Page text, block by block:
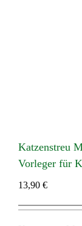
Katzenstreu
Vorleger für
13,90 €